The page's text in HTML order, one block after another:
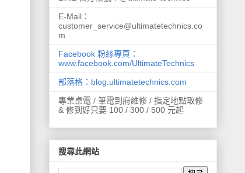
E-Mail：
customer_service@ultimatetechnics.co
m
Facebook 粉絲專頁：
www.facebook.com/UltimateTechnics
部落格：blog.ultimatetechnics.com
專業桌電 / 筆電到府維修 / 指定地點取修
& 修到好只要 100 / 300 / 500 元起
搜尋此網站